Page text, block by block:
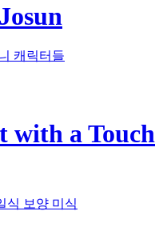
캐릭터들
with a Touch
식 보양 미식